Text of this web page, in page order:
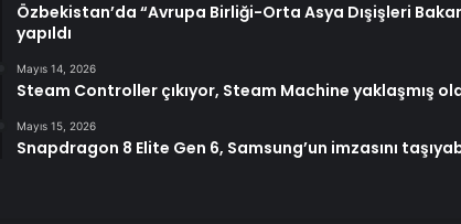
Özbekistan’da “Avrupa Birliği-Orta Asya Dışişleri
yapıldı
Mayıs 14, 2026
Steam Controller çıkıyor, Steam Machine yaklaşmış
Mayıs 15, 2026
Snapdragon 8 Elite Gen 6, Samsung’un imzasını